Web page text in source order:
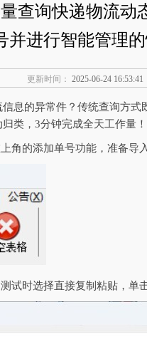
查询快递物流
并进行智能管理
更新时间： 2025-06-24 16:53:41
息的异常件？传统查询方
类，3分钟完成全天工作量！
角的添加单号功能，准备导
试时选择直接复制粘贴，单